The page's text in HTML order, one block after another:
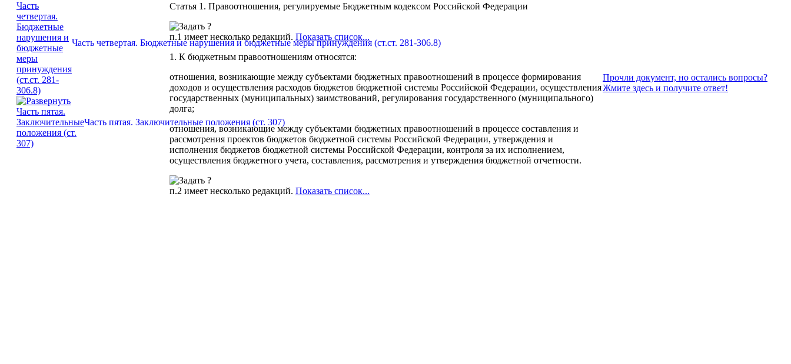
Часть четвертая. Бюджетные нарушения и бюджетные меры принуждения (ст.ст. 281-306.8)
Часть пятая. Заключительные положения (ст. 307)
Статья 1. Правоотношения, регулируемые Бюджетным кодексом Российской Федерации
п.1 имеет несколько редакций. Показать список...
1. К бюджетным правоотношениям относятся:
отношения, возникающие между субъектами бюджетных правоотношений в процессе формирования
доходов и осуществления расходов бюджетов бюджетной системы Российской Федерации, осуществления
государственных (муниципальных) заимствований, регулирования государственного (муниципального)
долга;
отношения, возникающие между субъектами бюджетных правоотношений в процессе составления и
рассмотрения проектов бюджетов бюджетной системы Российской Федерации, утверждения и
исполнения бюджетов бюджетной системы Российской Федерации, контроля за их исполнением,
осуществления бюджетного учета, составления, рассмотрения и утверждения бюджетной отчетности.
п.2 имеет несколько редакций. Показать список...
Прочли документ, но остались вопросы?
Жмите здесь и получите ответ!